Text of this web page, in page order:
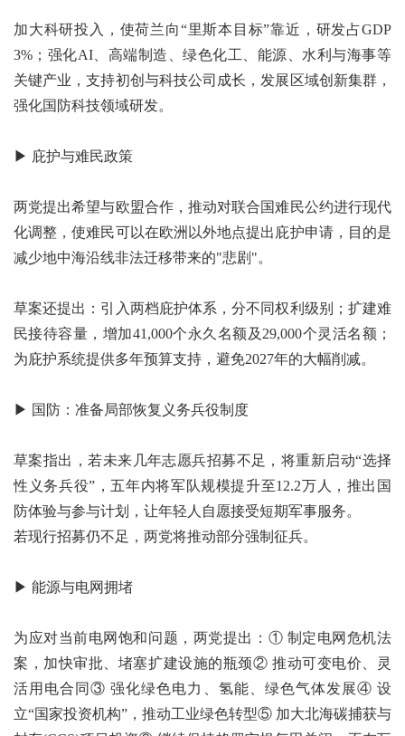
加大科研投入，使荷兰向“里斯本目标”靠近，研发占GDP
3%；强化AI、高端制造、绿色化工、能源、水利与海事等
关键产业，支持初创与科技公司成长，发展区域创新集群，
强化国防科技领域研发。
▶ 庇护与难民政策
两党提出希望与欧盟合作，推动对联合国难民公约进行现代
化调整，使难民可以在欧洲以外地点提出庇护申请，目的是
减少地中海沿线非法迁移带来的"悲剧"。
草案还提出：引入两档庇护体系，分不同权利级别；扩建难
民接待容量，增加41,000个永久名额及29,000个灵活名额；
为庇护系统提供多年预算支持，避免2027年的大幅削减。
▶ 国防：准备局部恢复义务兵役制度
草案指出，若未来几年志愿兵招募不足，将重新启动“选择
性义务兵役”，五年内将军队规模提升至12.2万人，推出国
防体验与参与计划，让年轻人自愿接受短期军事服务。
若现行招募仍不足，两党将推动部分强制征兵。
▶ 能源与电网拥堵
为应对当前电网饱和问题，两党提出：① 制定电网危机法
案，加快审批、堵塞扩建设施的瓶颈② 推动可变电价、灵
活用电合同③ 强化绿色电力、氢能、绿色气体发展④ 设
立“国家投资机构”，推动工业绿色转型⑤ 加大北海碳捕获与